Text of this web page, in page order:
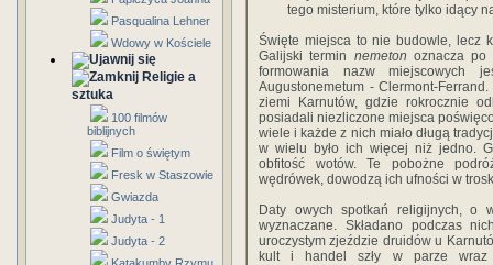
Pasqualina Lehner
Wdowy w Kościele
Religie a
sztuka
100 filmów
biblijnych
Film o świętym
Fresk w Staszowie
Gwiazda
Judyta - 1
Judyta - 2
tego misterium, które tylko idący
Święte miejsca to nie budowle, lecz
Galijski termin nemeton oznacza po
formowania nazw miejscowych
Augustonemetum - Clermont-
ziemi Karnutów, gdzie rokrocznie
posiadali niezliczone miejsca
wiele i każde z nich miało długą
w wielu było ich więcej niż jedno.
obfitość wotów. Te pobożne
wędrówek, dowodzą ich ufności w
Daty owych spotkań religijnych, o
wyznaczane. Składano podczas
uroczystym zjeździe druidów u
kult i handel szły w parze wraz